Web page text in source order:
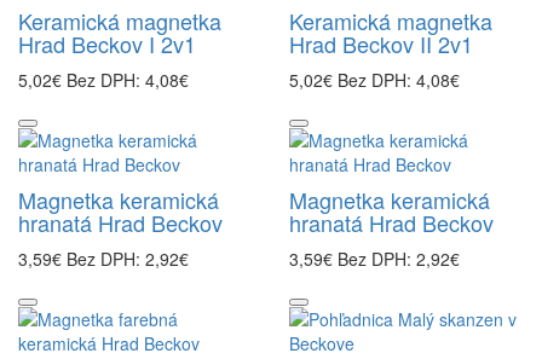
Keramická magnetka
Hrad Beckov I 2v1
5,02€ Bez DPH: 4,08€
Keramická magnetka
Hrad Beckov II 2v1
5,02€ Bez DPH: 4,08€
Magnetka keramická
hranatá Hrad Beckov
3,59€ Bez DPH: 2,92€
Magnetka keramická
hranatá Hrad Beckov
3,59€ Bez DPH: 2,92€